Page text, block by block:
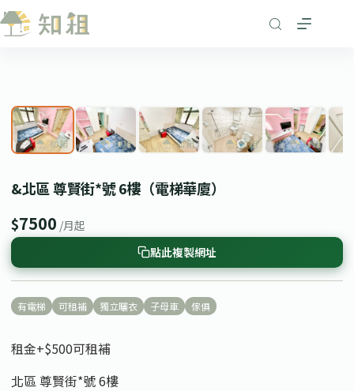
跳
至
&北區 尊賢街*號 6樓（電梯華廈）
$7500 /月起
點此複製網址
有電梯 可租補 獨立曬衣 子母車 傢俱
租金+$500可租補
北區 尊賢街*號 6樓